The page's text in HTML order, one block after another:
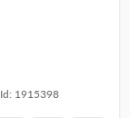
Id: 1915398